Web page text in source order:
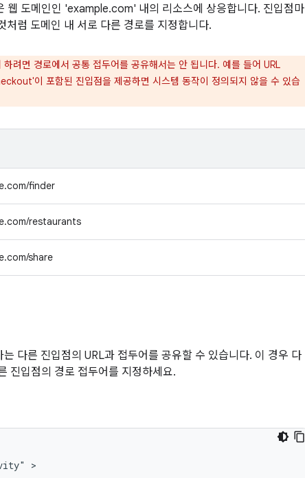
웹 도메인인 'example.com' 내의 리소스에 상응합니다. 진입점마
럼 도메인 내 서로 다른 경로를 지정합니다.
려면 경로에서 공통 접두어를 공유해서는 안 됩니다. 예를 들어 URL
이 포함된 진입점을 제공하면 시스템 동작이 정의되지 않을 수 있습
finder
restaurants
share
다른 진입점의 URL과 접두어를 공유할 수 있습니다. 이 경우 다
진입점의 경로 접두어를 지정하세요.